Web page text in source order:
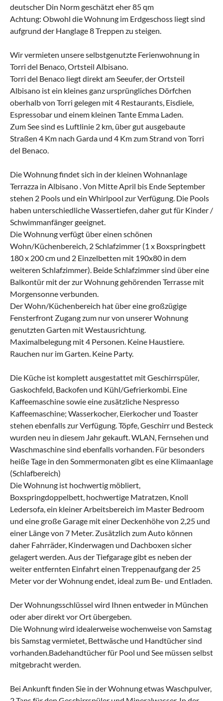
deutscher Din Norm geschätzt eher 85 qm
Achtung: Obwohl die Wohnung im Erdgeschoss liegt sind
aufgrund der Hanglage 8 Treppen zu steigen.
Wir vermieten unsere selbstgenutzte Ferienwohnung in
Torri del Benaco, Ortsteil Albisano.
Torri del Benaco liegt direkt am Seeufer, der Ortsteil
Albisano ist ein kleines ganz ursprüngliches Dörfchen
oberhalb von Torri gelegen mit 4 Restaurants, Eisdiele,
Espressobar und einem kleinen Tante Emma Laden.
Zum See sind es Luftlinie 2 km, über gut ausgebaute
Straßen 4 Km nach Garda und 4 Km zum Strand von Torri
del Benaco.
Die Wohnung findet sich in der kleinen Wohnanlage
Terrazza in Albisano . Von Mitte April bis Ende September
stehen 2 Pools und ein Whirlpool zur Verfügung. Die Pools
haben unterschiedliche Wassertiefen, daher gut für Kinder /
Schwimmanfänger geeignet.
Die Wohnung verfügt über einen schönen
Wohn/Küchenbereich, 2 Schlafzimmer (1 x Boxspringbett
180 x 200 cm und 2 Einzelbetten mit 190x80 in dem
weiteren Schlafzimmer). Beide Schlafzimmer sind über eine
Balkontür mit der zur Wohnung gehörenden Terrasse mit
Morgensonne verbunden.
Der Wohn/Küchenbereich hat über eine großzügige
Fensterfront Zugang zum nur von unserer Wohnung
genutzten Garten mit Westausrichtung.
Maximalbelegung mit 4 Personen. Keine Haustiere.
Rauchen nur im Garten. Keine Party.
Die Küche ist komplett ausgestattet mit Geschirrspüler,
Gaskochfeld, Backofen und Kühl/Gefrierkombi. Eine
Kaffeemaschine sowie eine zusätzliche Nespresso
Kaffeemaschine; Wasserkocher, Eierkocher und Toaster
stehen ebenfalls zur Verfügung. Töpfe, Geschirr und Besteck
wurden neu in diesem Jahr gekauft. WLAN, Fernsehen und
Waschmaschine sind ebenfalls vorhanden. Für besonders
heiße Tage in den Sommermonaten gibt es eine Klimaanlage
(Schlafbereich)
Die Wohnung ist hochwertig möbliert,
Boxspringdoppelbett, hochwertige Matratzen, Knoll
Ledersofa, ein kleiner Arbeitsbereich im Master Bedroom
und eine große Garage mit einer Deckenhöhe von 2,25 und
einer Länge von 7 Meter. Zusätzlich zum Auto können
daher Fahrräder, Kinderwagen und Dachboxen sicher
gelagert werden. Aus der Tiefgarage gibt es neben der
weiter entfernten Einfahrt einen Treppenaufgang der 25
Meter vor der Wohnung endet, ideal zum Be- und Entladen.
Der Wohnungsschlüssel wird Ihnen entweder in München
oder aber direkt vor Ort übergeben.
Die Wohnung wird idealerweise wochenweise von Samstag
bis Samstag vermietet, Bettwäsche und Handtücher sind
vorhanden.Badehandtücher für Pool und See müssen selbst
mitgebracht werden.
Bei Ankunft finden Sie in der Wohnung etwas Waschpulver,